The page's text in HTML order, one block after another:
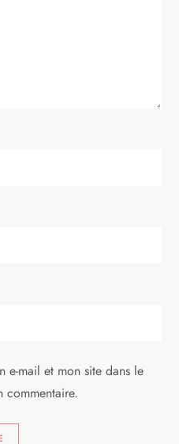
e-mail et mon site dans le
commentaire.